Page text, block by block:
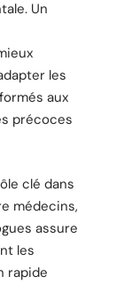
Un
les
aux
précoces
clé dans
médecins,
assure
les
rapide